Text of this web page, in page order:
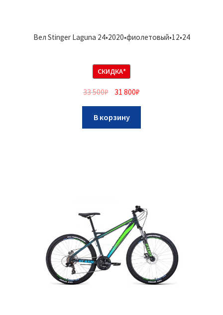
Вел Stinger Laguna 24•2020•фиолетовый•12•24
СКИДКА*
33 500₽ 31 800₽
В корзину